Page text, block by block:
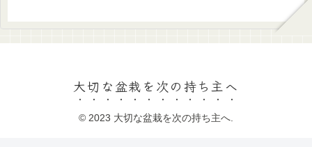
大切な盆栽を次の持ち主へ
© 2023 大切な盆栽を次の持ち主へ.